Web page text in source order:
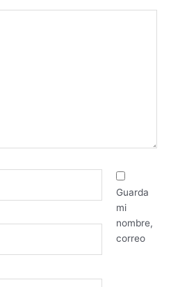
Guarda
mi
nombre,
correo